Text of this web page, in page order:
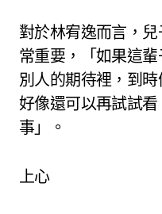
對於林宥逸而言，
常重要，「如果這
別人的期待裡，到
好像還可以再試試
事」。
上心